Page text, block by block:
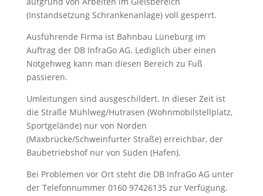
(Instandsetzung Schrankenanlage) voll gesperrt.
Ausführende Firma ist Bahnbau Lüneburg im
Auftrag der DB InfraGo AG. Lediglich über einen
Notgehweg kann man diesen Bereich zu Fuß
passieren.
Umleitungen sind ausgeschildert. In dieser Zeit ist
die Straße Mühlweg/Hutrasen (Wohnmobilstellplatz,
Sportgelände) nur von Norden
(Maxbrücke/Schweinfurter Straße) erreichbar, der
Baubetriebshof nur von Süden (Hafen).
Bei Problemen vor Ort steht die DB InfraGo AG unter
der Telefonnummer 0160 97426135 zur Verfügung.